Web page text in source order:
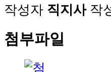
작성자 직지사 작
첨부파일